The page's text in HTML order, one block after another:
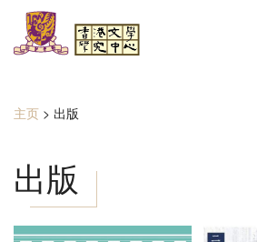
跳转到主要内容
中心简介
最新活动
当前位置
主页 > 出版
出版